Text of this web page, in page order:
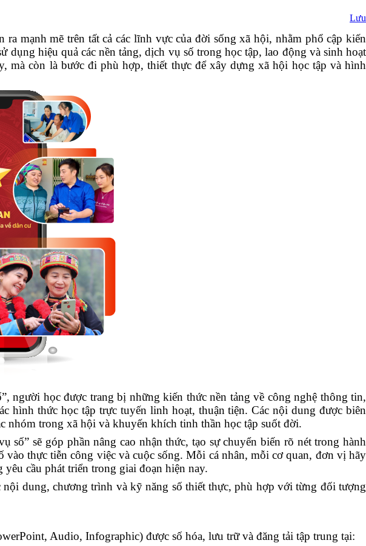
Lưu
mạnh mẽ trên tất cả các lĩnh vực của đời sống xã hội, nhằm phổ cập kiến
hiệu quả các nền tảng, dịch vụ số trong học tập, lao động và sinh hoạt
mà còn là bước đi phù hợp, thiết thực để xây dựng xã hội học tập và hình
người học được trang bị những kiến thức nền tảng về công nghệ thông tin,
hình thức học tập trực tuyến linh hoạt, thuận tiện. Các nội dung được biên
nhóm trong xã hội và khuyến khích tinh thần học tập suốt đời.
sẽ góp phần nâng cao nhận thức, tạo sự chuyển biến rõ nét trong hành
thực tiễn công việc và cuộc sống. Mỗi cá nhân, mỗi cơ quan, đơn vị hãy
cầu phát triển trong giai đoạn hiện nay.
nội dung, chương trình và kỹ năng số thiết thực, phù hợp với từng đối tượng
Audio, Infographic) được số hóa, lưu trữ và đăng tải tập trung tại: